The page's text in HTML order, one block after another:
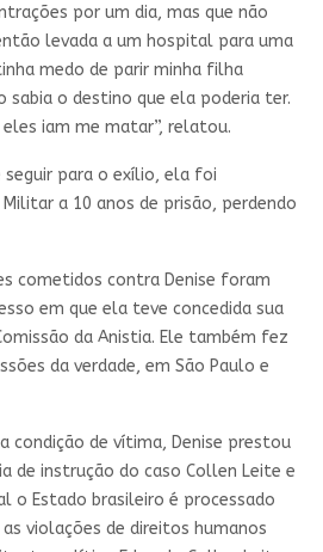
por um dia, mas que não
levada a um hospital para uma
medo de parir minha filha
sabia o destino que ela poderia ter.
iam me matar”, relatou.
seguir para o exílio, ela foi
a 10 anos de prisão, perdendo
cometidos contra Denise foram
em que ela teve concedida sua
da Anistia. Ele também fez
da verdade, em São Paulo e
condição de vítima, Denise prestou
de instrução do caso Collen Leite e
o Estado brasileiro é processado
violações de direitos humanos